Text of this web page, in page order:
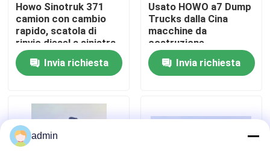
Contattaci
Chiedi un preventivo
Macchine per costruzioni stradali
Macchine da costruzione usate
Howo Sinotruk 371
camion con cambio
rapido, scatola di
rinvio diesel a sinistra,
cassone
Invia richiesta
Usato HOWO a7 Dump
Trucks dalla Cina
macchine da
costruzione
Invia richiesta
admin